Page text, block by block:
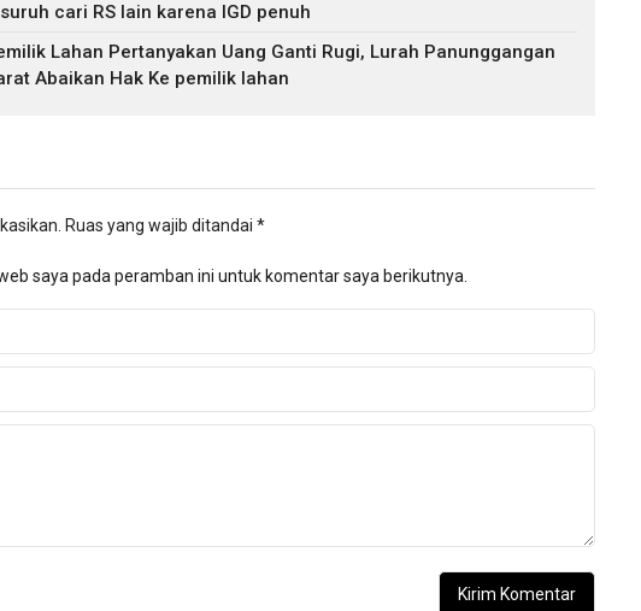
cari RS lain karena IGD penuh
Lahan Pertanyakan Uang Ganti Rugi, Lurah Panunggangan
Abaikan Hak Ke pemilik lahan
Ruas yang wajib ditandai *
saya pada peramban ini untuk komentar saya berikutnya.